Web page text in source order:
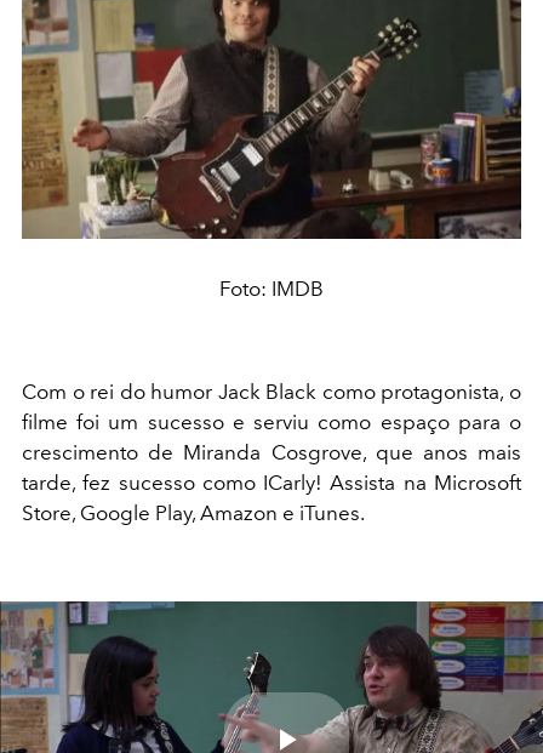
Foto: IMDB
Com o rei do humor Jack Black como protagonista, o
filme foi um sucesso e serviu como espaço para o
crescimento de Miranda Cosgrove, que anos mais
tarde, fez sucesso como ICarly! Assista na Microsoft
Store, Google Play, Amazon e iTunes.